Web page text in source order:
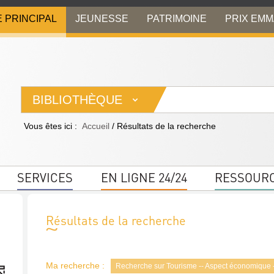
PRINCIPAL JEUNESSE PATRIMOINE PRIX
BIBLIOTHÈQUE
Vous êtes ici : Accueil / Résultats de la recherche
SERVICES EN LIGNE 24/24
Résultats de la recherche
Ma recherche : Recherche sur Tourisme -- Aspect